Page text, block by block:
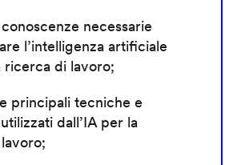
necessarie
l’intelligenza artificiale
ricerca di lavoro;
principali tecniche e
dall’IA per la